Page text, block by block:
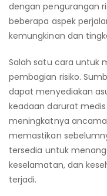
dengan pengurangan
beberapa aspek
kemungkinan dan
Salah satu cara untuk
pembagian risiko.
dapat menyediakan
keadaan darurat
meningkatnya
memastikan
tersedia untuk
keselamatan, dan
terjadi.